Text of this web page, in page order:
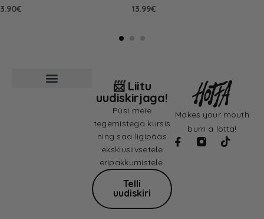
3.90€ 13.99€
Makes your mouth
burn a lotta!
📨 Liitu
uudiskirjaga!
Püsi meie
tegemistega kursis
ning saa ligipääs
eksklusiivsetele
eripakkumistele.
Telli
uudiskiri